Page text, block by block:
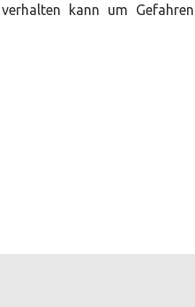
kann um Gefahren